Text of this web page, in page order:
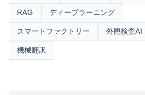
RAG ディープラーニング
スマートファクトリー 外観検査AI
機械翻訳